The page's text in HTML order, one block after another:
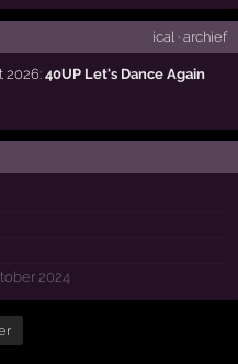
ical · archief
2026:40UP Let's Dance Again
2024